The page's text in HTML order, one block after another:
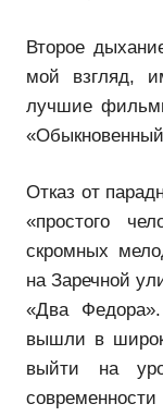
Второе
мой взгляд,
лучшие
Отказ от
«простого
скромных
на Заречной
«Два
вышли в
выйти на